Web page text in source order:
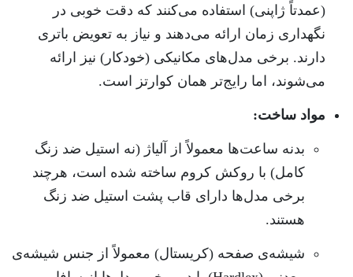
(عمدتاً ژاپنی) استفاده می‌کنند که دقت خوبی در
نگهداری زمان ارائه می‌دهند و نیاز به تعویض باتری
دارند. برخی مدل‌های مکانیکی (خودکار) نیز ارائه
می‌شوند، اما رایج‌تر همان کوارتز است.
مواد ساخت:
بدنه ساعت‌ها معمولاً از آلیاژ (نه استیل ضد زنگ
کامل) با روکش کروم ساخته شده است، هرچند
برخی مدل‌ها دارای قاب پشت استیل ضد زنگ
هستند.
شیشه‌ی صفحه (کریستال) معمولاً از جنس شیشه‌ی